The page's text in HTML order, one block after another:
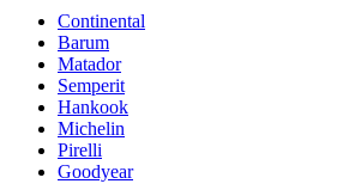
Continental
Barum
Matador
Semperit
Hankook
Michelin
Pirelli
Goodyear